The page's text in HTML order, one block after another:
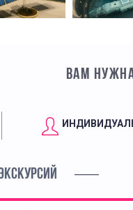
ВАМ